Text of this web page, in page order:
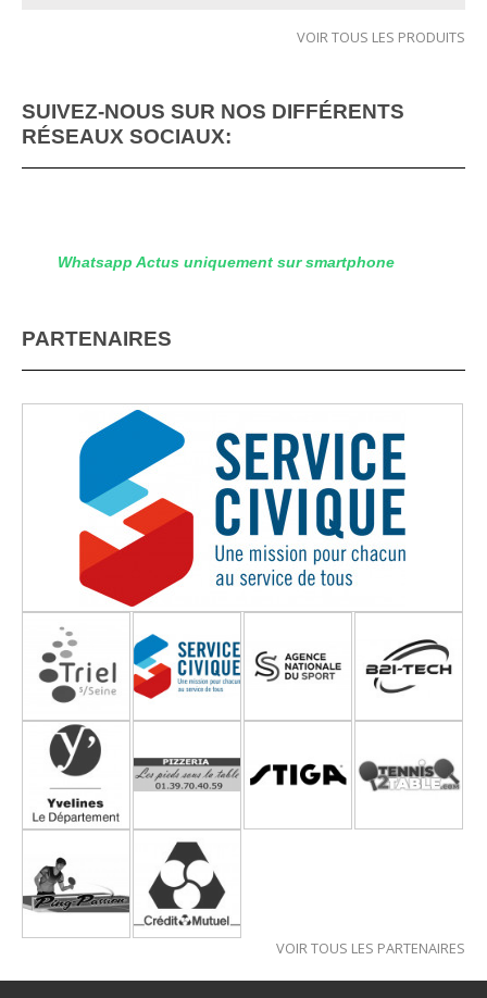
VOIR TOUS LES PRODUITS
SUIVEZ-NOUS SUR NOS DIFFÉRENTS
RÉSEAUX SOCIAUX:
Whatsapp Actus uniquement sur smartphone
PARTENAIRES
VOIR TOUS LES PARTENAIRES